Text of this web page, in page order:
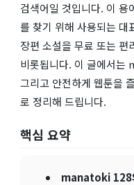
검색어일 것입니다. 이 용
를 찾기 위해 사용되는 대
장편 소설을 무료 또는 편
비롯됩니다. 이 글에서
그리고 안전하게 웹툰을
로 정리해 드립니다.
핵심 요약
manatoki 128